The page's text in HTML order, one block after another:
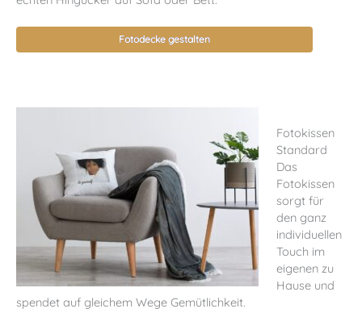
Fotodecke gestalten
Fotokissen
Standard
Das
Fotokissen
sorgt für
den ganz
individuellen
Touch im
eigenen zu
Hause und
spendet auf gleichem Wege Gemütlichkeit.